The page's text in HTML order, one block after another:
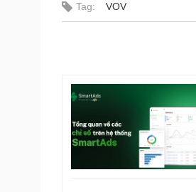
Tag: VOV